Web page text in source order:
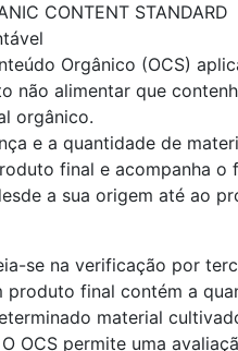
CONTENT STANDARD
Orgânico (OCS)
não alimentar que
orgânico.
e a quantidade de
final e acompanha o
a sua origem até ao
se na verificação por
produto final contém a
material
OCS permite uma